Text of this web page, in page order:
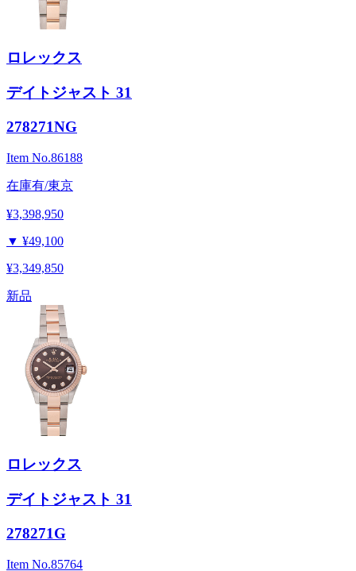
ロレックス
デイトジャスト 31
278271NG
Item No.86188
在庫有/東京
¥3,398,950
▼ ¥49,100
¥3,349,850
新品
ロレックス
デイトジャスト 31
278271G
Item No.85764